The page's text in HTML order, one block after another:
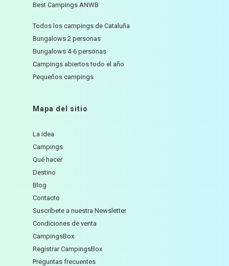
Best Campings ANWB
Todos los campings de Cataluña
Bungalows 2 personas
Bungalows 4-6 personas
Campings abiertos todo el año
Pequeños campings
Mapa del sitio
La idea
Campings
Qué hacer
Destino
Blog
Contacto
Suscríbete a nuestra Newsletter
Condiciones de venta
CampingsBox
Registrar CampingsBox
Preguntas frecuentes